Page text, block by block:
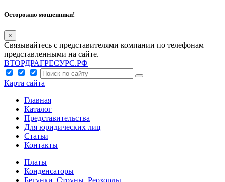
Осторожно мошенники!
×
Связывайтесь с представителями компании по телефонам
представленными на сайте.
ВТОРДРАГРЕСУРС.РФ
Карта сайта
Главная
Каталог
Представительства
Для юридических лиц
Статьи
Контакты
Платы
Конденсаторы
Бегунки, Струны, Реохорды